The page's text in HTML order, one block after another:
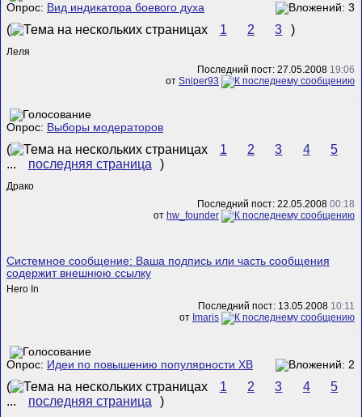
Опрос: Вид индикатора боевого духа
( 1 2 3 )
Леля
Последний пост: 27.05.2008 19:06
от Sniper93
Опрос: Выборы модераторов
( 1 2 3 4
5
...
последняя страница )
Драко
Последний пост: 22.05.2008 00:18
от hw_founder
Системное сообщение: Ваша подпись или часть сообщения
содержит внешнюю ссылку
Hero In
Последний пост: 13.05.2008 10:11
от Imaris
Опрос: Идеи по повышению популярности ХВ
( 1 2 3 4
5
...
последняя страница )